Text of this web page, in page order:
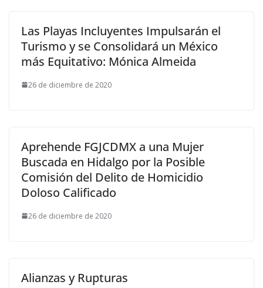
Las Playas Incluyentes Impulsarán el
Turismo y se Consolidará un México
más Equitativo: Mónica Almeida
26 de diciembre de 2020
Aprehende FGJCDMX a una Mujer
Buscada en Hidalgo por la Posible
Comisión del Delito de Homicidio
Doloso Calificado
26 de diciembre de 2020
Alianzas y Rupturas